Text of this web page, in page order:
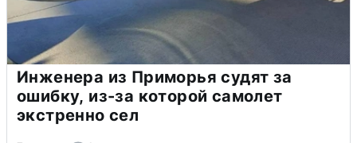
Инженера из Приморья судят за
ошибку, из-за которой самолет
экстренно сел